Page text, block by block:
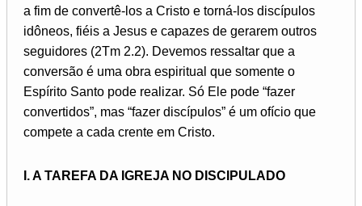
a fim de convertê-los a Cristo e torná-los discípulos
idôneos, fiéis a Jesus e capazes de gerarem outros
seguidores (2Tm 2.2). Devemos ressaltar que a
conversão é uma obra espiritual que somente o
Espírito Santo pode realizar. Só Ele pode “fazer
convertidos”, mas “fazer discípulos” é um ofício que
compete a cada crente em Cristo.
I. A TAREFA DA IGREJA NO DISCIPULADO